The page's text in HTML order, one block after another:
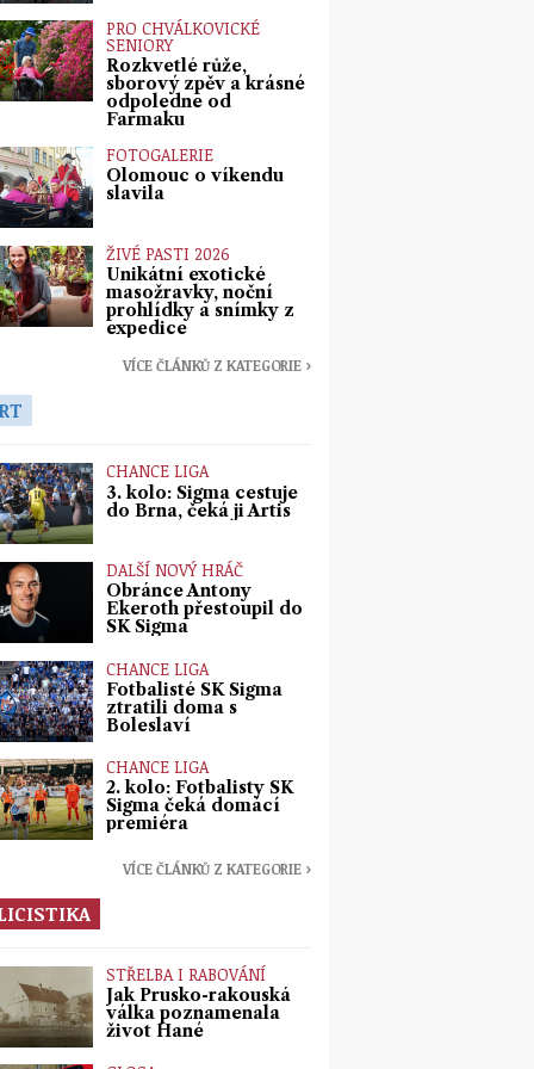
PRO CHVÁLKOVICKÉ
SENIORY
Rozkvetlé růže,
sborový zpěv a krásné
odpoledne od
Farmaku
FOTOGALERIE
Olomouc o víkendu
slavila
ŽIVÉ PASTI 2026
Unikátní exotické
masožravky, noční
prohlídky a snímky z
expedice
VÍCE ČLÁNKŮ Z KATEGORIE ›
CHANCE LIGA
3. kolo: Sigma cestuje
do Brna, čeká ji Artis
DALŠÍ NOVÝ HRÁČ
Obránce Antony
Ekeroth přestoupil do
SK Sigma
CHANCE LIGA
Fotbalisté SK Sigma
ztratili doma s
Boleslaví
CHANCE LIGA
2. kolo: Fotbalisty SK
Sigma čeká domácí
premiéra
VÍCE ČLÁNKŮ Z KATEGORIE ›
STŘELBA I RABOVÁNÍ
Jak Prusko-rakouská
válka poznamenala
život Hané